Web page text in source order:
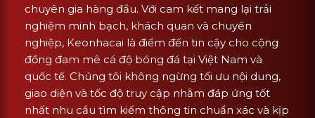
chuyên gia hàng đầu. Với cam kết mang lại trải
nghiệm minh bạch, khách quan và chuyên
nghiệp, Keonhacai là điểm đến tin cậy cho cộng
đồng đam mê cá độ bóng đá tại Việt Nam và
quốc tế. Chúng tôi không ngừng tối ưu nội dung,
giao diện và tốc độ truy cập nhằm đáp ứng tốt
nhất nhu cầu tìm kiếm thông tin chuẩn xác và kịp